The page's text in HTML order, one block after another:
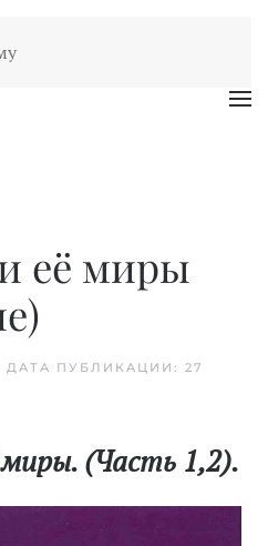
её миры
ДАТА ПУБЛИКАЦИИ: 27
миры. (Часть 1,2).